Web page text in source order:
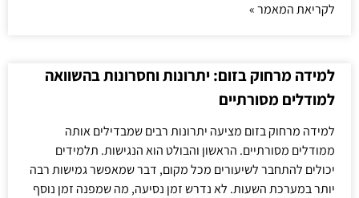
לקריאת המאמר »
למידה מרחוק בזום: יתרונות וחסרונות בהשוואה
למודלים מסורתיים
למידה מרחוק בזום מציעה יתרונות רבים שמבדילים אותה
ממודלים מסורתיים. הראשון והבולט הוא הנגישות. תלמידים
יכולים להתחבר לשיעורים מכל מקום, דבר שמאפשר גמישות רבה
יותר במערכת השעות. לא נדרש זמן נסיעה, מה שמפנה זמן נוסף